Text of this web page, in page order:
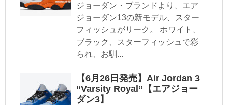
ジョーダン・ブランドより、エア
ジョーダン13の新モデル、スター
フィッシュがリーク。 ホワイト、
ブラック、スターフィッシュで彩
られ、お馴...
【6月26日発売】Air Jordan 3
“Varsity Royal”【エアジョー
ダン3】